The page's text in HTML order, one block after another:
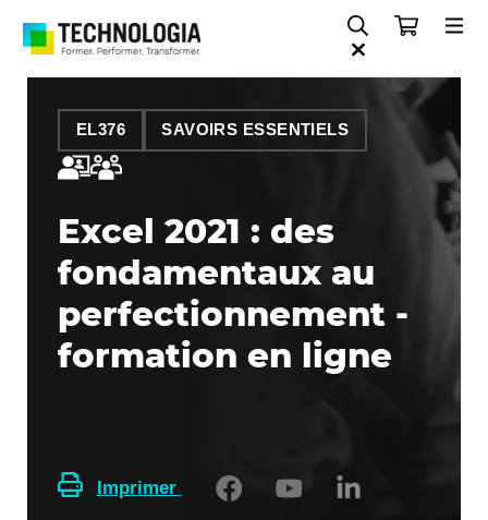
EL376 SAVOIRS ESSENTIELS
Excel 2021 : des
fondamentaux au
perfectionnement -
formation en ligne
Imprimer